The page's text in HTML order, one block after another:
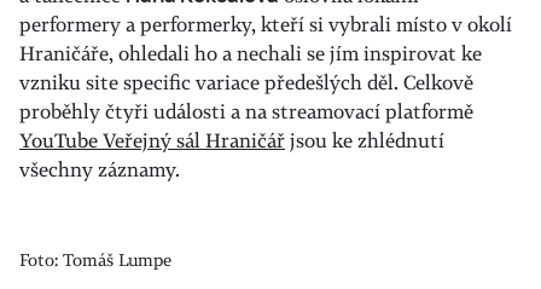
performery a performerky, kteří si vybrali místo v okolí
Hraničáře, ohledali ho a nechali se jím inspirovat ke
vzniku site specific variace předešlých děl. Celkově
proběhly čtyři události a na streamovací platformě
YouTube Veřejný sál Hraničářjsou ke zhlédnutí
všechny záznamy.
Foto: Tomáš Lumpe